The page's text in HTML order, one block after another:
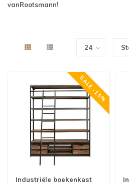
vanRootsmann!
SALE -15%
Industriële boekenkast